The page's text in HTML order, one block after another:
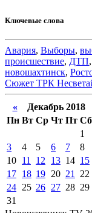
Ключевые слова
Авария, Выборы,
происшествие, ДТП,
новошахтинск,
Сюжет ТРК
«Декабрь 2018
Пн Вт Ср Чт Пт Сб
1
3
4 5 6 7 8
10 11 12 13 14 15
17 18 19 20 21 22
24 25 26 27 28 29
31